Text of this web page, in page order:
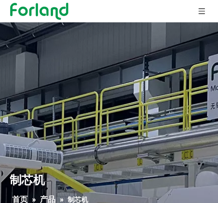
制芯机
首页 » 产品 » 制芯机